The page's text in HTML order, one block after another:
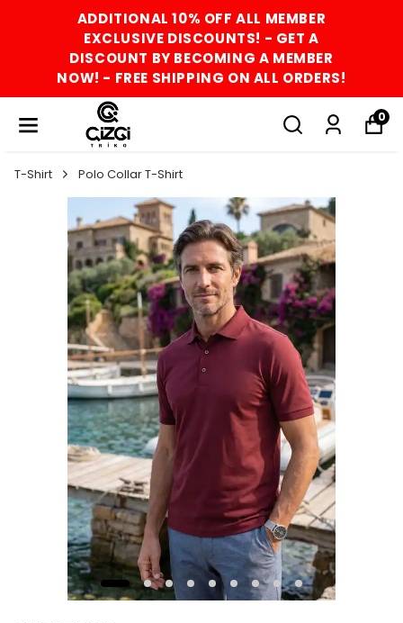
ADDITIONAL 10% OFF ALL MEMBER
EXCLUSIVE DISCOUNTS! - GET A
DISCOUNT BY BECOMING A MEMBER
NOW! - FREE SHIPPING ON ALL ORDERS!
0
T-Shirt Polo Collar T-Shirt